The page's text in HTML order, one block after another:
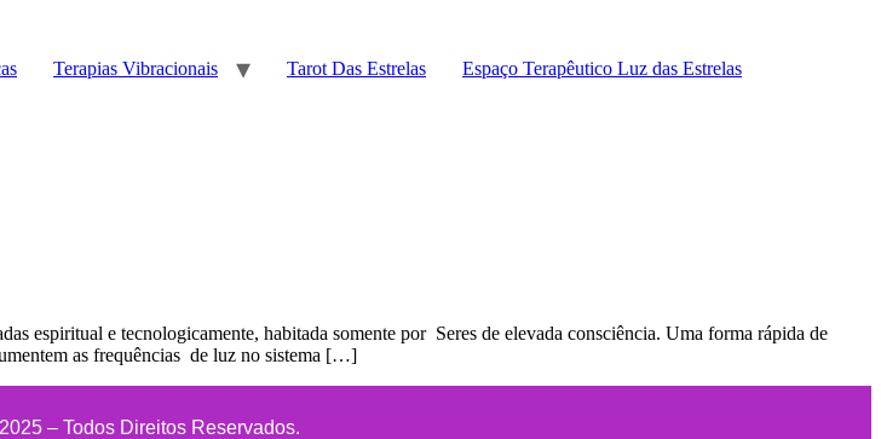
Terapias Vibracionais Tarot Das Estrelas Espaço Terapêutico Luz das Estrelas
espiritual e tecnologicamente, habitada somente por Seres de elevada consciência. Uma forma rápida de
as frequências de luz no sistema […]
– Todos Direitos Reservados.